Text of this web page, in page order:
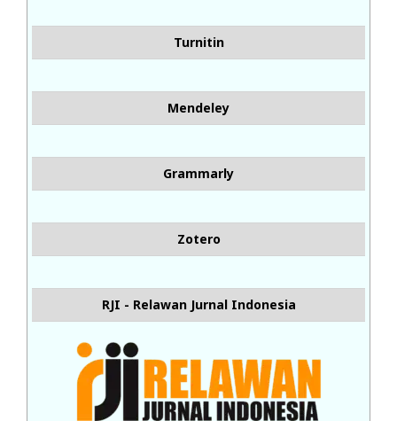
Turnitin
Mendeley
Grammarly
Zotero
RJI - Relawan Jurnal Indonesia